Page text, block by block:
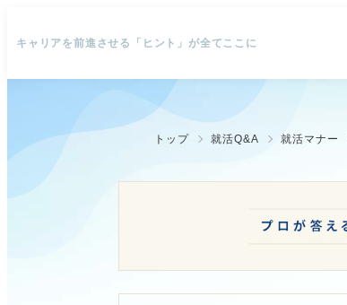
キャリアを前進させる「ヒント」が全てここに
トップ 就活Q&A 就活マナー